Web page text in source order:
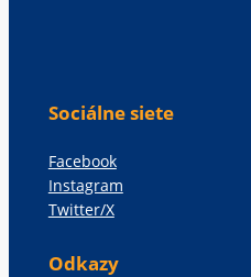
Sociálne siete
Facebook
Instagram
Twitter/X
Odkazy